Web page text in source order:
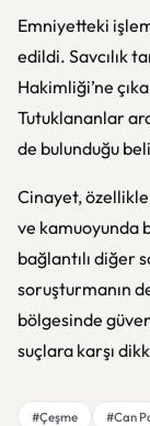
Emniyetteki
edildi. Savcılık
Hakimliği’ne
Tutuklananlar
de bulunduğu
Cinayet, özellikle
ve kamuoyunda
bağlantılı diğer
soruşturmanın
bölgesinde
suçlara karşı
#Çeşme #Can